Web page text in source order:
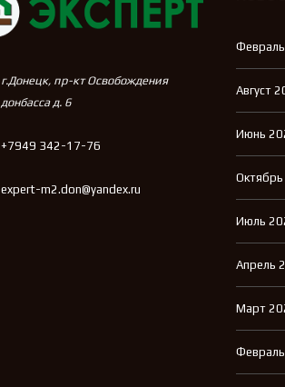
г.Донецк, пр-кт Освобождения
донбасса д. 6
+7949 342-17-76
expert-m2.don@yandex.ru
Август
Июнь
Июль
Апрель
Март